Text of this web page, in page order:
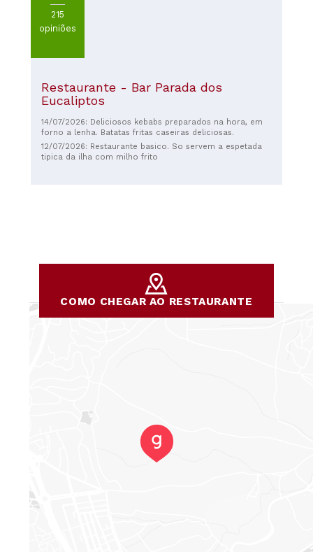
215
opiniões
Restaurante - Bar Parada dos
Eucaliptos
14/07/2026: Deliciosos kebabs preparados na hora, em
forno a lenha. Batatas fritas caseiras deliciosas.
12/07/2026: Restaurante basico. So servem a espetada
tipica da ilha com milho frito
COMO CHEGAR AO RESTAURANTE